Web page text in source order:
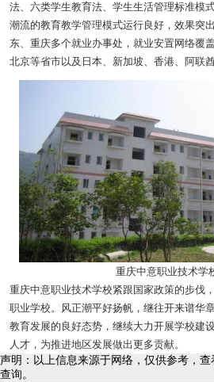
法、六类学生教育法、学生生活管理标准模
潮流的教育教学管理模式运行良好，效果突
东、重庆多个就业办事处，就业安置网络覆
北京等省市以及日本、新加坡、香港、阿联
重庆中意职业技术学
重庆中意职业技术学校紧跟国家政策的步伐
职业学校。风正潮平好扬帆，继往开来谱华
教育发展的良好态势，继续大力开展学校建
人才，为推进地区发展做出更多贡献。
声明：以上信息来源于网络，仅供参考，
查询。